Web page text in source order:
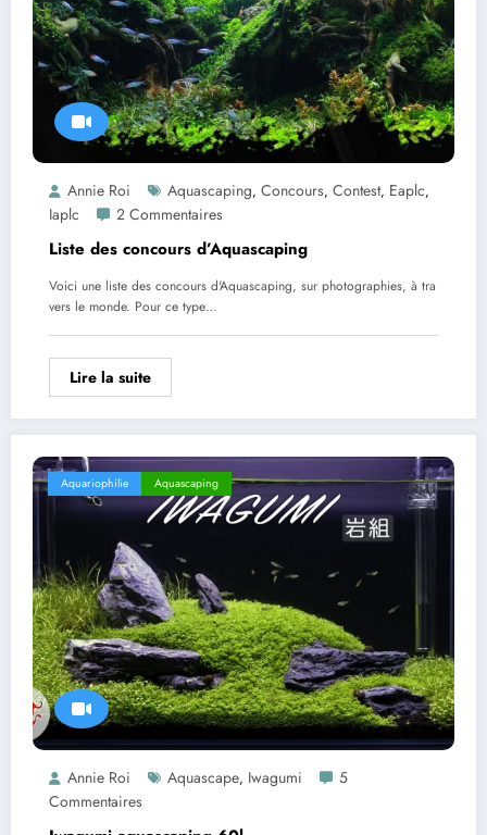
Annie Roi Aquascaping, Concours, Contest, Eaplc,
Iaplc 2 Commentaires
Liste des concours d’Aquascaping
Voici une liste des concours d'Aquascaping, sur photographies, à tra
vers le monde. Pour ce type…
Lire la suite
Aquariophilie Aquascaping
Annie Roi Aquascape, Iwagumi
5
Commentaires